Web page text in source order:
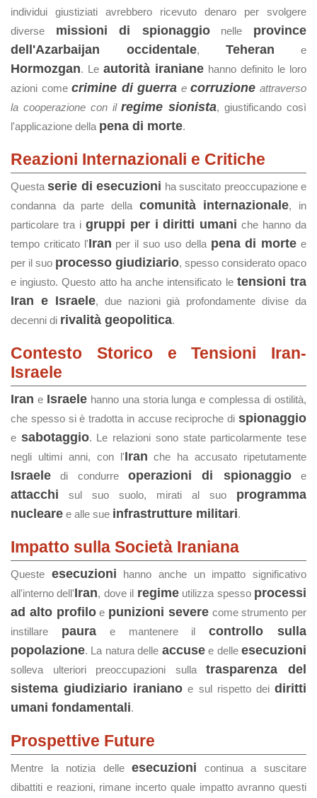
individui giustiziati avrebbero ricevuto denaro per svolgere
diverse missioni di spionaggionelle province
dell'Azarbaijan occidentale, Teheran e
Hormozgan. Le autorità iraniane hanno definito le loro
azioni comecrimine di guerra ecorruzione attraverso
la cooperazione con ilregime sionista, giustificando così
l'applicazione della pena di morte.
Reazioni Internazionali e Critiche
Questaserie di esecuzioni ha suscitato preoccupazione e
condanna da parte della comunità internazionale, in
particolare tra i gruppi per i diritti umani che hanno da
tempo criticato l'Iran per il suo uso della pena di morte e
per il suo processo giudiziario, spesso considerato opaco
e ingiusto. Questo atto ha anche intensificato le tensioni tra
Iran e Israele, due nazioni già profondamente divise da
decenni di rivalità geopolitica.
Contesto Storico e Tensioni Iran-
Israele
Iran e Israelehanno una storia lunga e complessa di ostilità,
che spesso si è tradotta in accuse reciproche di spionaggio
e sabotaggio. Le relazioni sono state particolarmente tese
negli ultimi anni, con l'Iran che ha accusato ripetutamente
Israele di condurre operazioni di spionaggioe
attacchi sul suo suolo, mirati al suo programma
nucleare e alle sue infrastrutture militari.
Impatto sulla Società Iraniana
Queste esecuzioni hanno anche un impatto significativo
all'interno dell'Iran, dove il regimeutilizza spesso processi
ad alto profiloe punizioni severecome strumento per
instillare paurae mantenere ilcontrollo sulla
popolazione. La natura delle accusee delleesecuzioni
solleva ulteriori preoccupazioni sullatrasparenza del
sistema giudiziario iraniano e sul rispetto deidiritti
umani fondamentali.
Prospettive Future
Mentre la notizia delleesecuzioni continua a suscitare
dibattiti e reazioni, rimane incerto quale impatto avranno questi